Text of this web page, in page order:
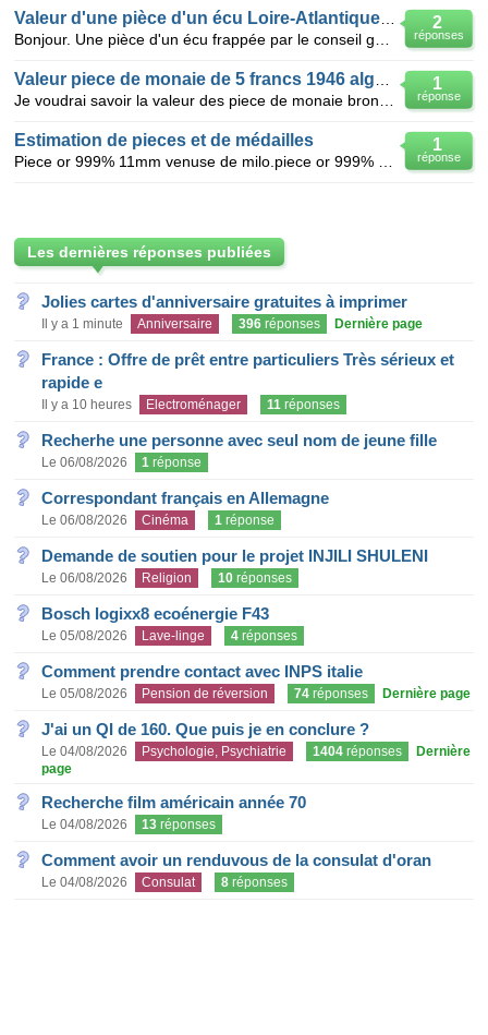
2
réponses
1
réponse
1
réponse
Estimation de pieces et de médailles
Les dernières réponses publiées
Jolies cartes d'anniversaire gratuites à imprimer
Il y a 1 minute Anniversaire 396 réponses Dernière page
France : Offre de prêt entre particuliers Très sérieux et
rapide e
Il y a 10 heures Electroménager 11 réponses
Recherhe une personne avec seul nom de jeune fille
Le 06/08/2026 1 réponse
Correspondant français en Allemagne
Le 06/08/2026 Cinéma 1 réponse
Demande de soutien pour le projet INJILI SHULENI
Le 06/08/2026 Religion 10 réponses
Bosch logixx8 ecoénergie F43
Le 05/08/2026 Lave-linge 4 réponses
Comment prendre contact avec INPS italie
Le 05/08/2026 Pension de réversion 74 réponses Dernière page
J'ai un QI de 160. Que puis je en conclure ?
Le 04/08/2026 Psychologie, Psychiatrie 1404 réponses
Dernière
page
Recherche film américain année 70
Le 04/08/2026 13 réponses
Comment avoir un renduvous de la consulat d'oran
Le 04/08/2026 Consulat 8 réponses